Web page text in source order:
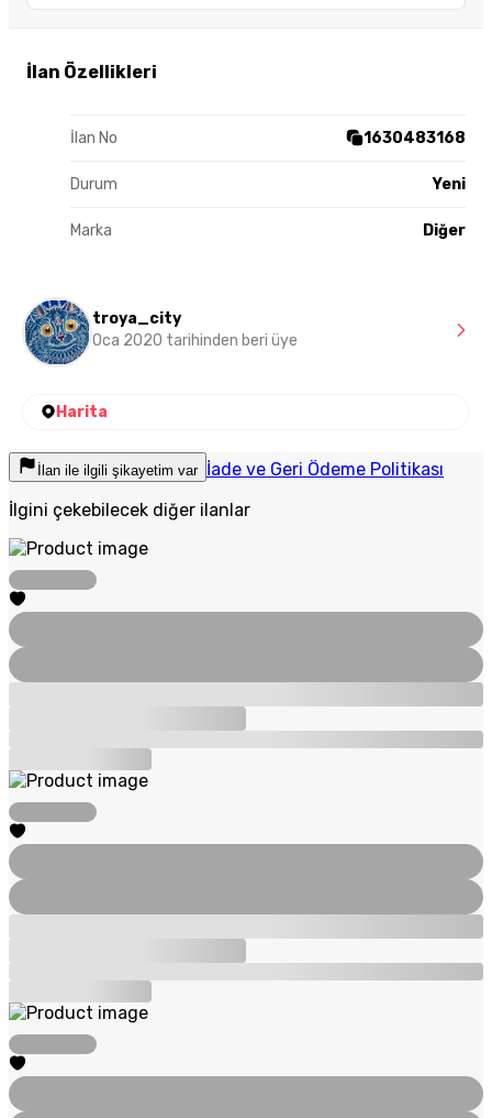
İlan Özellikleri
İlan No 1630483168
Durum Yeni
Marka Diğer
troya_city
Oca 2020 tarihinden beri üye
Harita
İlan ile ilgili şikayetim var İade ve Geri Ödeme Politikası
İlgini çekebilecek diğer ilanlar